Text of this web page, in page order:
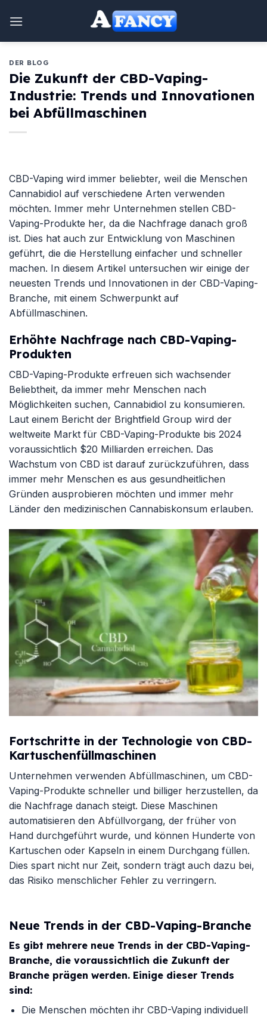
Inhalt
DER BLOG
Die Zukunft der CBD-Vaping-
Industrie: Trends und Innovationen
bei Abfüllmaschinen
CBD-Vaping wird immer beliebter, weil die Menschen
Cannabidiol auf verschiedene Arten verwenden
möchten. Immer mehr Unternehmen stellen CBD-
Vaping-Produkte her, da die Nachfrage danach groß
ist. Dies hat auch zur Entwicklung von Maschinen
geführt, die die Herstellung einfacher und schneller
machen. In diesem Artikel untersuchen wir einige der
neuesten Trends und Innovationen in der CBD-Vaping-
Branche, mit einem Schwerpunkt auf
Abfüllmaschinen.
Erhöhte Nachfrage nach CBD-Vaping-
Produkten
CBD-Vaping-Produkte erfreuen sich wachsender
Beliebtheit, da immer mehr Menschen nach
Möglichkeiten suchen, Cannabidiol zu konsumieren.
Laut einem Bericht der Brightfield Group wird der
weltweite Markt für CBD-Vaping-Produkte bis 2024
voraussichtlich $20 Milliarden erreichen. Das
Wachstum von CBD ist darauf zurückzuführen, dass
immer mehr Menschen es aus gesundheitlichen
Gründen ausprobieren möchten und immer mehr
Länder den medizinischen Cannabiskonsum erlauben.
Fortschritte in der Technologie von CBD-
Kartuschenfüllmaschinen
Unternehmen verwenden Abfüllmaschinen, um CBD-
Vaping-Produkte schneller und billiger herzustellen, da
die Nachfrage danach steigt. Diese Maschinen
automatisieren den Abfüllvorgang, der früher von
Hand durchgeführt wurde, und können Hunderte von
Kartuschen oder Kapseln in einem Durchgang füllen.
Dies spart nicht nur Zeit, sondern trägt auch dazu bei,
das Risiko menschlicher Fehler zu verringern.
Neue Trends in der CBD-Vaping-Branche
Es gibt mehrere neue Trends in der CBD-Vaping-
Branche, die voraussichtlich die Zukunft der
Branche prägen werden. Einige dieser Trends
sind:
Die Menschen möchten ihr CBD-Vaping individuell